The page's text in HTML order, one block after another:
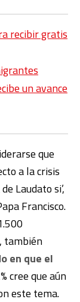
recibir gratis
un avance
que
a la crisis
Laudato si’,
Francisco.
también
en que el
cree que aún
este tema.